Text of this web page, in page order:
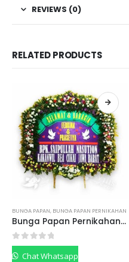
REVIEWS (0)
RELATED PRODUCTS
BUNGA PAPAN, BUNGA PAPAN PERNIKAHAN
Bunga Papan Pernikahan BPPF01
0out of 5
Chat Whatsapp